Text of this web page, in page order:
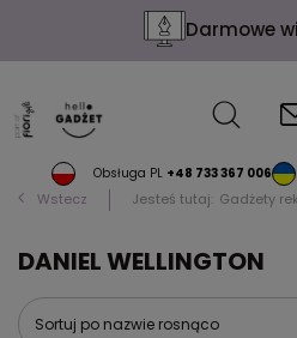
Darmowe
Obsługa PL +48 733 367 006
Wstecz Jesteś tutaj: Gadżety
DANIEL WELLINGTON
Sortuj po nazwie rosnąco